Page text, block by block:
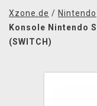
BÜCHER &
Xzone.de / Nintendo
Konsole Nintendo
(SWITCH)